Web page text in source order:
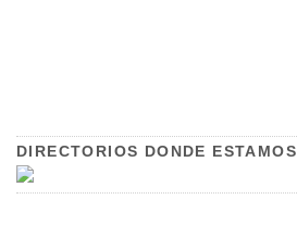
DIRECTORIOS DONDE ESTAMOS